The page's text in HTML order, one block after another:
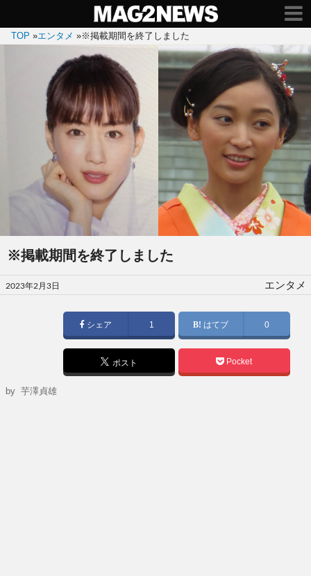
TOP »エンタメ »※掲載期間を終了しました
※掲載期間を終了しました
投
稿
2023年2月3日 エンタメ
シェア 1 はてブ 0
ポスト Pocket
by芋澤貞雄